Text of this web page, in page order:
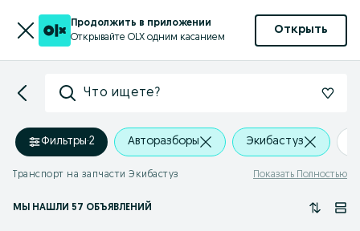
Продолжить в приложении
Открывайте OLX одним касанием
Открыть
Что ищете?
Фильтры·2 Авторазборы Экибастуз
Транспорт на запчасти Экибастуз Показать Полностью
МЫ НАШЛИ 57 ОБЪЯВЛЕНИЙ